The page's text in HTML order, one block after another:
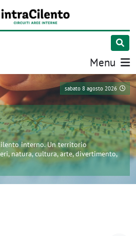
Menu
sabato 8 agosto 2026
interno. Un territorio
natura, cultura, arte, divertimento,